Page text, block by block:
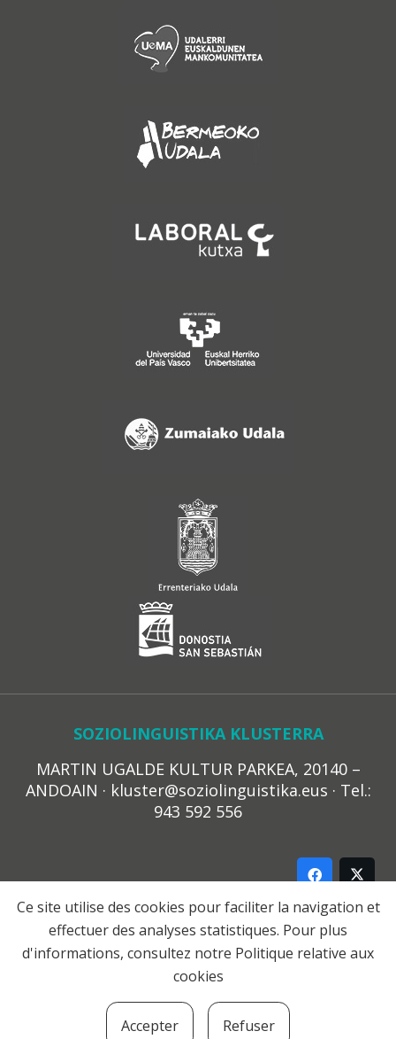
SOZIOLINGUISTIKA KLUSTERRA
MARTIN UGALDE KULTUR PARKEA, 20140 –
ANDOAIN · kluster@soziolinguistika.eus · Tel.:
943 592 556
LEGE OHARRA
PRIBATUTASUN POLITIKA
COOKIE-EN POLITIKA
Ce site utilise des cookies pour faciliter la navigation et
effectuer des analyses statistiques. Pour plus
d'informations, consultez notre Politique relative aux
cookies
Accepter Refuser